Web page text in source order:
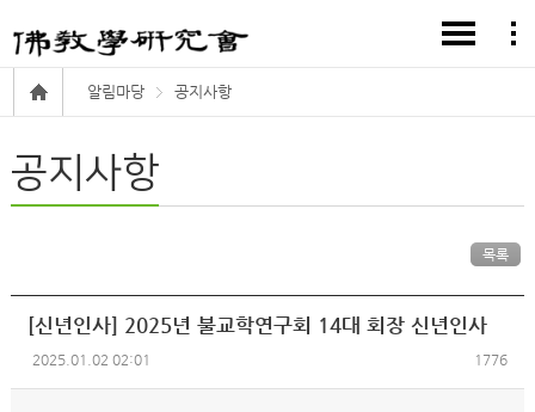
알림마당 공지사항
공지사항
목록
[신년인사] 2025년 불교학연구회 14대 회장 신년인사
2025.01.02 02:01 1776